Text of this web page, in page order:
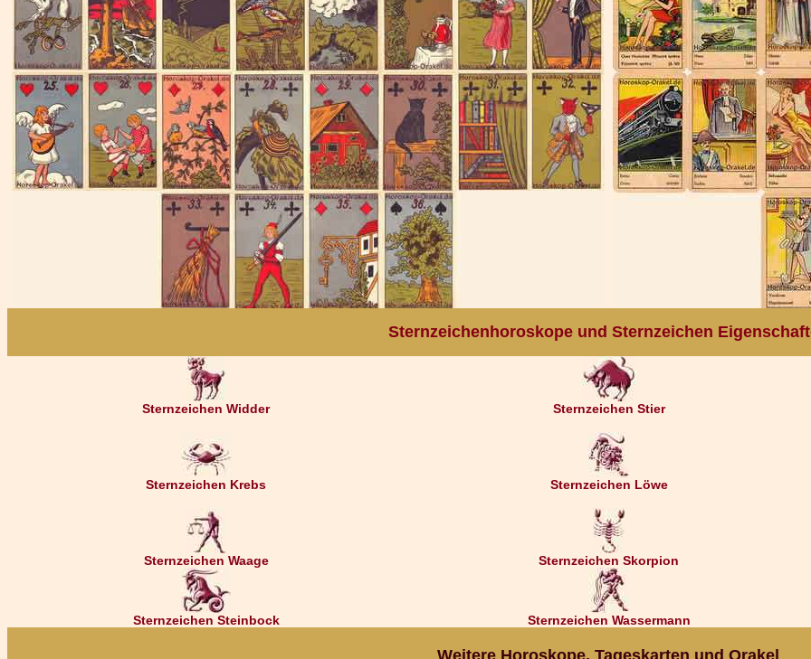
Sternzeichenhoroskope und Sternzeichen
Sternzeichen Widder Sternzeichen Stier
Sternzeichen Krebs Sternzeichen Löwe
Sternzeichen Waage Sternzeichen Skorpion
Sternzeichen Steinbock Sternzeichen Wassermann
Weitere Horoskope, Tageskarten und Orakel